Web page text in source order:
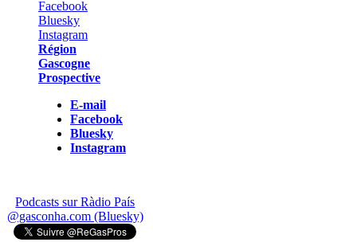
Région
Gascogne
Prospective
E-mail
Facebook
Bluesky
Instagram
Podcasts sur Ràdio País
@gasconha.com (Bluesky)